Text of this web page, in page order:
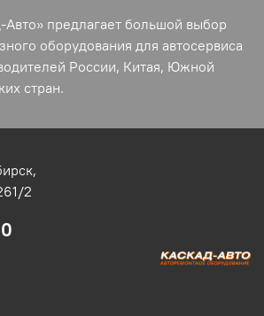
предлагает большой выбор
оборудования для автосервиса
России, Китая, Южной
стран.
2